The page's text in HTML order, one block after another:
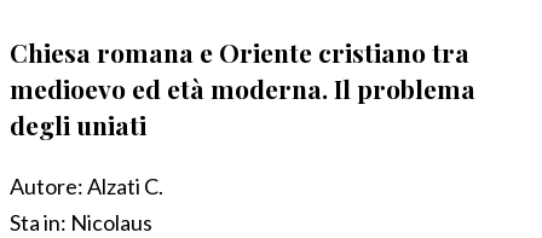
Chiesa romana e Oriente cristiano tra
medioevo ed età moderna. Il problema
degli uniati
Autore:Alzati C.
Sta in: Nicolaus